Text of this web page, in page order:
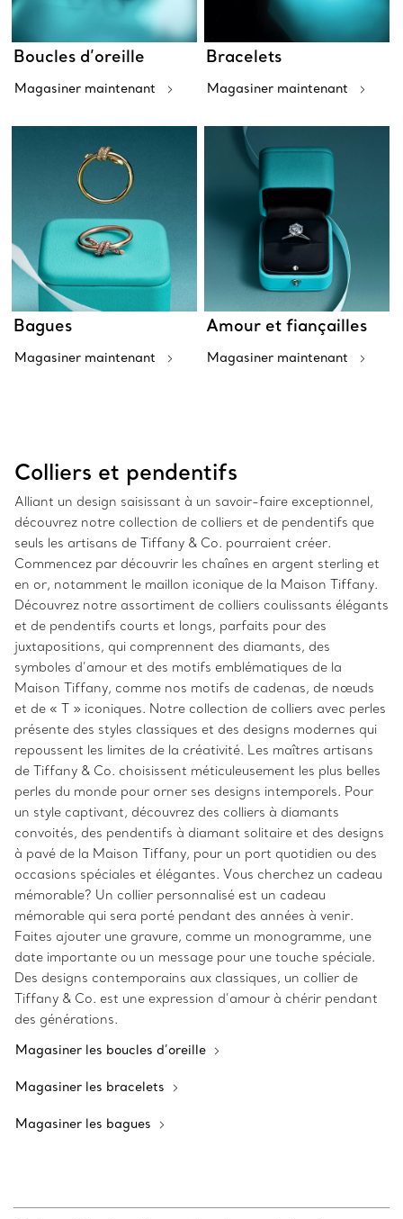
Boucles d’oreille
Magasiner maintenant
Bracelets
Magasiner maintenant
Bagues
Magasiner maintenant
Amour et fiançailles
Magasiner maintenant
Colliers et pendentifs
Alliant un design saisissant à un savoir-faire exceptionnel,
découvrez notre collection de colliers et de pendentifs que
seuls les artisans de Tiffany & Co. pourraient créer.
Commencez par découvrir les chaînes en argent sterling et
en or, notamment le maillon iconique de la Maison Tiffany.
Découvrez notre assortiment de colliers coulissants élégants
et de pendentifs courts et longs, parfaits pour des
juxtapositions, qui comprennent des diamants, des
symboles d’amour et des motifs emblématiques de la
Maison Tiffany, comme nos motifs de cadenas, de nœuds
et de « T » iconiques. Notre collection de colliers avec perles
présente des styles classiques et des designs modernes qui
repoussent les limites de la créativité. Les maîtres artisans
de Tiffany & Co. choisissent méticuleusement les plus belles
perles du monde pour orner ses designs intemporels. Pour
un style captivant, découvrez des colliers à diamants
convoités, des pendentifs à diamant solitaire et des designs
à pavé de la Maison Tiffany, pour un port quotidien ou des
occasions spéciales et élégantes. Vous cherchez un cadeau
mémorable? Un collier personnalisé est un cadeau
mémorable qui sera porté pendant des années à venir.
Faites ajouter une gravure, comme un monogramme, une
date importante ou un message pour une touche spéciale.
Des designs contemporains aux classiques, un collier de
Tiffany & Co. est une expression d’amour à chérir pendant
des générations.
Magasiner les boucles d’oreille
Magasiner les bracelets
Magasiner les bagues